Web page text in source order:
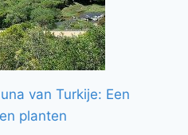
van Turkije: Een
planten